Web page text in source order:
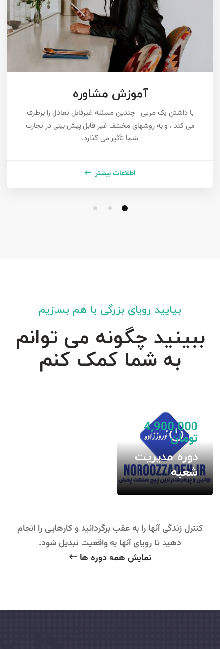
آموزش مشاوره
با داشتن یک مربی ، چندین مسئله غیرقابل تعادل را برطرف
می کند ، و به روشهای مختلف غیر قابل پیش بینی در تجارت
شما تأثیر می گذارد.
اطلاعات بیشتر
بیایید رویای بزرگی با هم بسازیم
ببینید چگونه می توانم
به شما کمک کنم
4,900,000
تومان
دوره مدیریت
شعبه
هدف از این دوره ارائه
کنترل زندگی آنها را به عقب برگردانید و کارهایی را انجام
دهید تا رویای آنها به واقعیت تبدیل شود.
نمایش همه دوره ها